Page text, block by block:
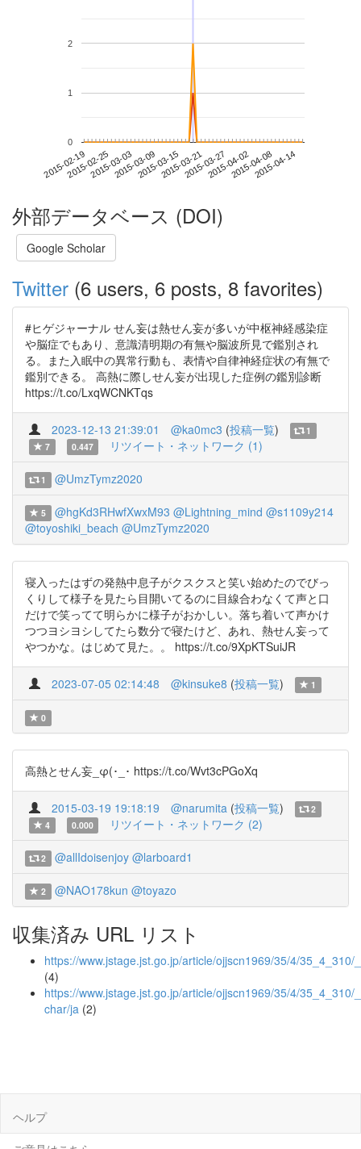
2015-02-192015-02-252015-03-032015-03-092015-03-152015-03-212015-03-272015-04-022015-04-082015-04-14
0
1
2
外部データベース (DOI)
Google Scholar
Twitter (6 users, 6 posts, 8 favorites)
#ヒゲジャーナル せん妄は熱せん妄が多いが中枢神経感染症
や脳症でもあり、意識清明期の有無や脳波所見で鑑別され
る。また入眠中の異常行動も、表情や自律神経症状の有無で
鑑別できる。 高熱に際しせん妄が出現した症例の鑑別診断
https://t.co/LxqWCNKTqs
2023-12-13 21:39:01 @ka0mc3 (投稿一覧)
1
7
0.447 リツイート・ネットワーク (1)
1 @UmzTymz2020
5 @hgKd3RHwfXwxM93 @Lightning_mind @s1109y214
@toyoshiki_beach @UmzTymz2020
寝入ったはずの発熱中息子がクスクスと笑い始めたのでびっ
くりして様子を見たら目開いてるのに目線合わなくて声と口
だけで笑ってて明らかに様子がおかしい。落ち着いて声かけ
つつヨシヨシしてたら数分で寝たけど、あれ、熱せん妄って
やつかな。はじめて見た。。 https://t.co/9XpKTSuiJR
2023-07-05 02:14:48 @kinsuke8 (投稿一覧) 1
0
高熱とせん妄_φ(･_･ https://t.co/Wvt3cPGoXq
2015-03-19 19:18:19 @narumita (投稿一覧)
2
4
0.000 リツイート・ネットワーク (2)
2 @allIdoisenjoy @larboard1
2 @NAO178kun @toyazo
収集済み URL リスト
https://www.jstage.jst.go.jp/article/ojjscn1969/35/4/35_4_310/
(4)
https://www.jstage.jst.go.jp/article/ojjscn1969/35/4/35_4_310/
char/ja (2)
ヘルプ